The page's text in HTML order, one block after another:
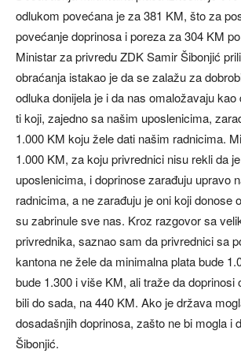
odlukom povećana je za 381 KM, što za
povećanje doprinosa i poreza za 304 KM
Ministar za privredu ZDK Samir Šibonjić
obraćanja istakao je da se zalažu za
odluka donijela je i da nas omaložavaju
ti koji, zajedno sa našim uposlenicima,
1.000 KM koju žele dati našim radnicima.
1.000 KM, za koju privrednici nisu rekli da
uposlenicima, i doprinose zarađuju upravo
radnicima, a ne zarađuju je oni koji donose
su zabrinule sve nas. Kroz razgovor sa
privrednika, saznao sam da privrednici sa
kantona ne žele da minimalna plata bude
bude 1.300 i više KM, ali traže da doprinosi
bili do sada, na 440 KM. Ako je država
dosadašnjih doprinosa, zašto ne bi mogla i
Šibonjić.